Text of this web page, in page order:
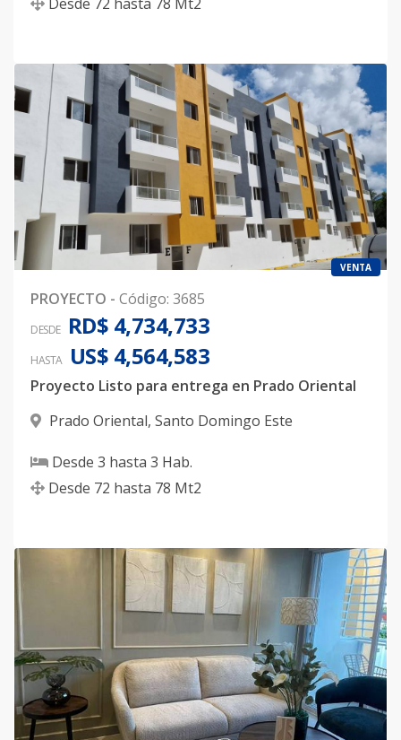
VENTA
PROYECTO - Código: 3685
DESDE RD$ 4,734,733
HASTA US$ 4,564,583
Proyecto Listo para entrega en Prado Oriental
Prado Oriental, Santo Domingo Este
Desde 3 hasta 3 Hab.
Desde 72 hasta 78 Mt2